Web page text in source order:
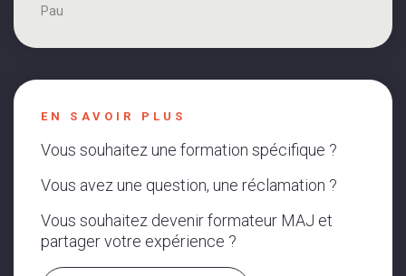
Pau
EN SAVOIR PLUS
Vous souhaitez une formation spécifique ?
Vous avez une question, une réclamation ?
Vous souhaitez devenir formateur MAJ et
partager votre expérience ?